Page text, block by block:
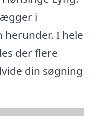
i
herunder. I hele
der flere
din søgning